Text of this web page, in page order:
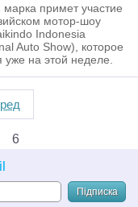
марка примет участие
мотор-шоу
Indonesia
Auto Show), которое
уже на этой неделе.
6
Підписка